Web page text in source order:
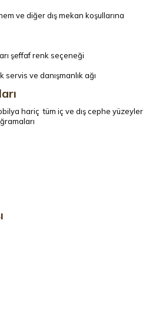
nem ve diğer dış mekan koşullarına
şeffaf renk seçeneği
servis ve danışmanlık ağı
hariç tüm iç ve dış cephe yüzeyler